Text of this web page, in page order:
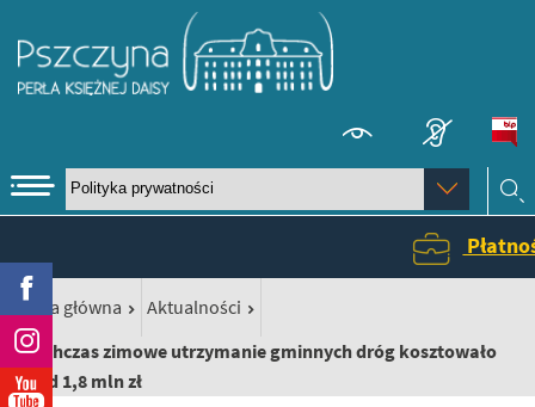
menu
Wybierz
stronę:
Instagram
YouTube
Strona główna Aktualności
Dotychczas zimowe utrzymanie gminnych dróg kosztowało
ponad 1,8 mln zł